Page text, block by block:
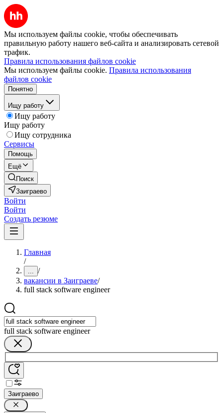
Мы используем файлы cookie, чтобы обеспечивать
правильную работу нашего веб-сайта и анализировать сетевой
трафик.
Правила использования файлов cookie
Мы используем файлы cookie. Правила использования
файлов cookie
Понятно
Ищу работу
Ищу работу
Ищу работу
Ищу сотрудника
Сервисы
Помощь
Ещё
Поиск
Заиграево
Войти
Войти
Создать резюме
Главная
/
... /
вакансии в Заиграеве/
full stack software engineer
full stack software engineer
Заиграево